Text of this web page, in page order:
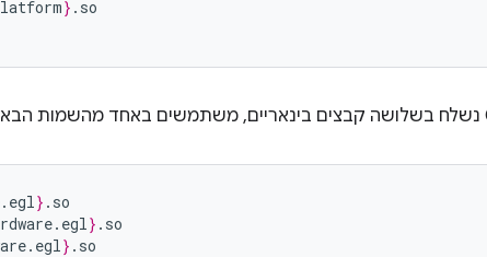
} .so
. egl} .so
. egl} .so
. egl} .so